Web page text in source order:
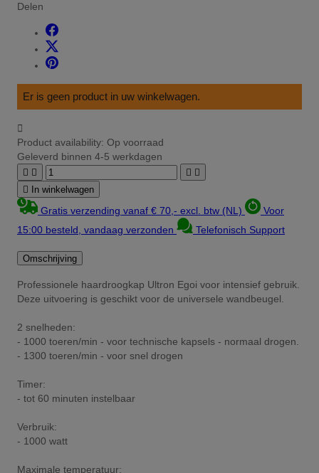
Delen
Er is geen product in uw winkelwagen.

Product availability: Op voorraad
Geleverd binnen 4-5 werkdagen
   

In winkelwagen
Gratis verzending vanaf € 70,- excl. btw (NL)
Voor
15:00 besteld, vandaag verzonden
Telefonisch Support
Omschrijving
Professionele haardroogkap Ultron Egoi voor intensief gebruik.
Deze uitvoering is geschikt voor de universele wandbeugel.
2 snelheden:
- 1000 toeren/min - voor technische kapsels - normaal drogen.
- 1300 toeren/min - voor snel drogen
Timer:
- tot 60 minuten instelbaar
Verbruik:
- 1000 watt
Maximale temperatuur: